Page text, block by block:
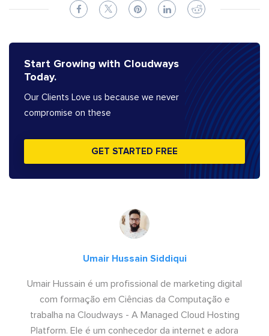
Start Growing with Cloudways
Today.
Our Clients Love us because we never
compromise on these
GET STARTED FREE
Umair Hussain Siddiqui
Umair Hussain é um profissional de marketing digital
com formação em Ciências da Computação e
trabalha na Cloudways - A Managed Cloud Hosting
Platform. Ele é um conhecedor da internet e adora